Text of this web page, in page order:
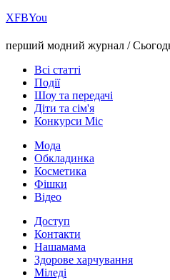
ХFBYou
перший модний журнал /
Всі статті
Події
Шоу та передачі
Діти та сім'я
Конкурси Міс
Мода
Обкладинка
Косметика
Фішки
Відео
Доступ
Контакти
Нашамама
Здорове харчування
Міледі